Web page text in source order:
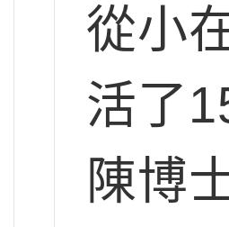
從小
活了
陳博